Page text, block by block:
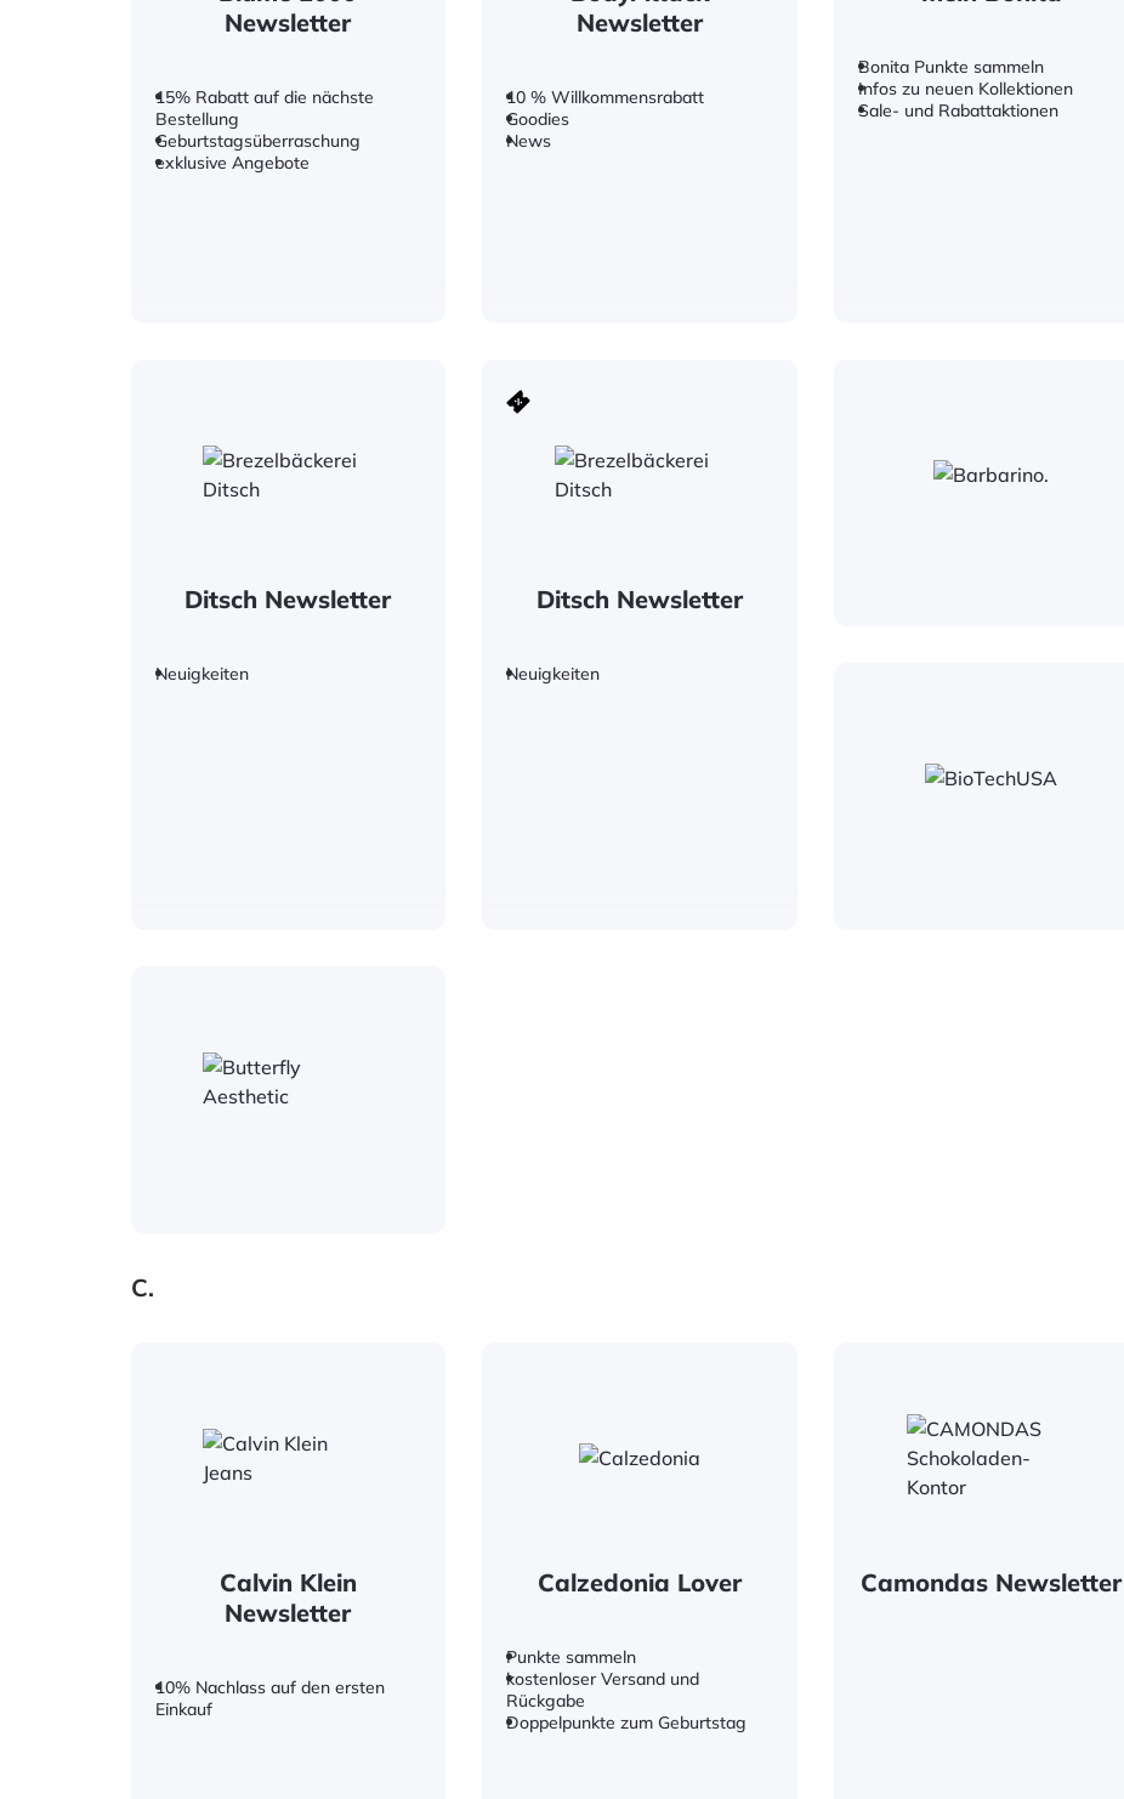
Newsletter
15% Rabatt auf die nächste
Bestellung
Geburtstagsüberraschung
exklusive Angebote
Newsletter
10 % Willkommensrabatt
Goodies
News
Bonita Punkte sammeln
Infos zu neuen Kollektionen
Sale- und Rabattaktionen
Ditsch Newsletter
Neuigkeiten
Ditsch Newsletter
Neuigkeiten
C.
Calvin Klein
Newsletter
10% Nachlass auf den ersten
Einkauf
Calzedonia Lover
Punkte sammeln
kostenloser Versand und
Rückgabe
Doppelpunkte zum Geburtstag
Camondas Newsletter